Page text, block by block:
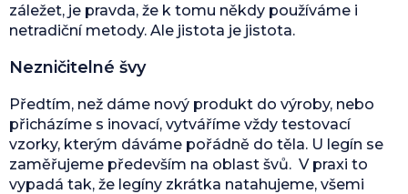
záležet, je pravda, že k tomu někdy používáme i
netradiční metody. Ale jistota je jistota.
Nezničitelné švy
Předtím, než dáme nový produkt do výroby, nebo
přicházíme s inovací, vytváříme vždy testovací
vzorky, kterým dáváme pořádně do těla. U legín se
zaměřujeme především na oblast švů. V praxi to
vypadá tak, že legíny zkrátka natahujeme, všemi